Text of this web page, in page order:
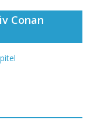
Conan